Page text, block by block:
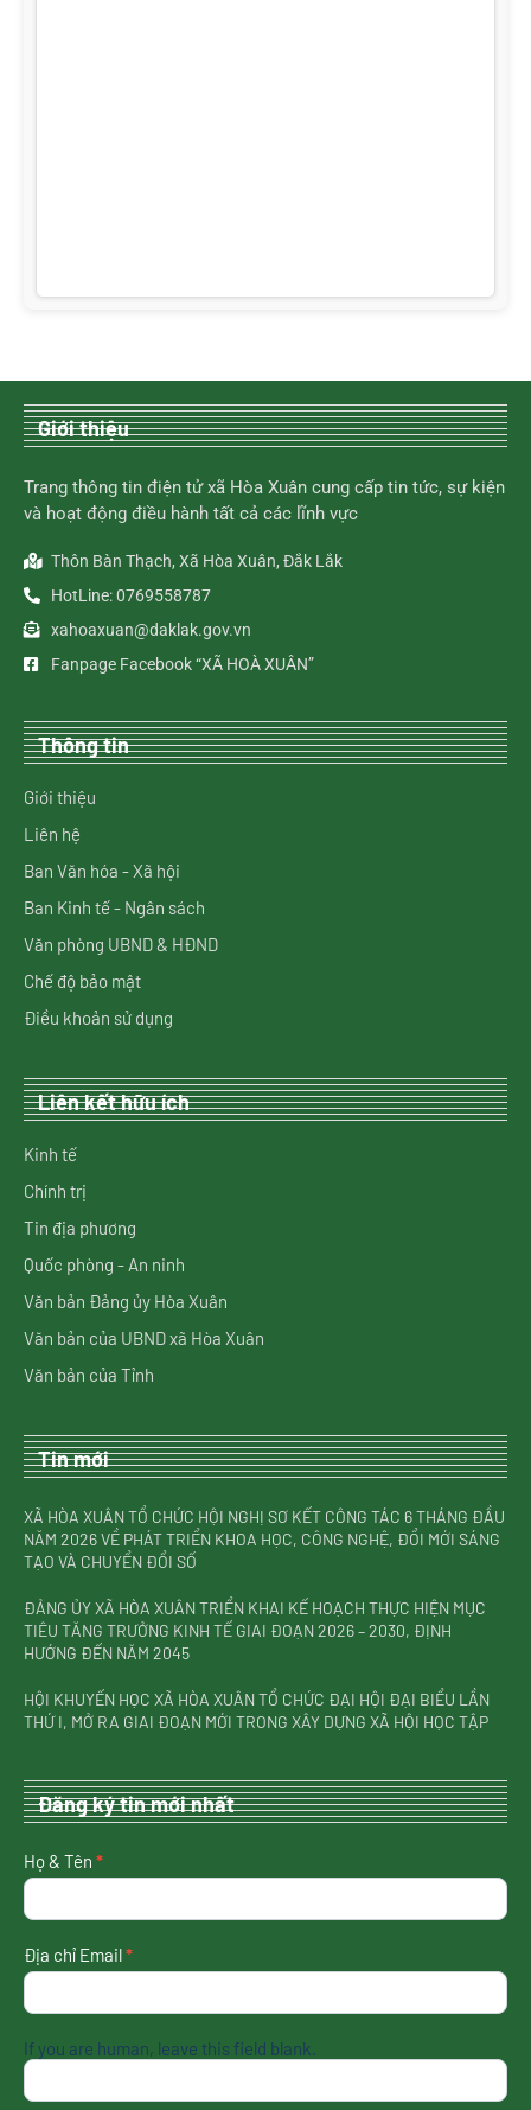
Giới thiệu
Trang thông tin điện tử xã Hòa Xuân cung cấp tin tức, sự kiện
và hoạt động điều hành tất cả các lĩnh vực
Thôn Bàn Thạch, Xã Hòa Xuân, Đắk Lắk
HotLine: 0769558787
xahoaxuan@daklak.gov.vn
Fanpage Facebook “XÃ HOÀ XUÂN”
Thông tin
Giới thiệu
Liên hệ
Ban Văn hóa - Xã hội
Ban Kinh tế - Ngân sách
Văn phòng UBND & HĐND
Chế độ bảo mật
Điều khoản sử dụng
Liên kết hữu ích
Kinh tế
Chính trị
Tin địa phương
Quốc phòng - An ninh
Văn bản Đảng ủy Hòa Xuân
Văn bản của UBND xã Hòa Xuân
Văn bản của Tỉnh
Tin mới
XÃ HÒA XUÂN TỔ CHỨC HỘI NGHỊ SƠ KẾT CÔNG TÁC 6 THÁNG ĐẦU
NĂM 2026 VỀ PHÁT TRIỂN KHOA HỌC, CÔNG NGHỆ, ĐỔI MỚI SÁNG
TẠO VÀ CHUYỂN ĐỔI SỐ
ĐẢNG ỦY XÃ HÒA XUÂN TRIỂN KHAI KẾ HOẠCH THỰC HIỆN MỤC
TIÊU TĂNG TRƯỞNG KINH TẾ GIAI ĐOẠN 2026 – 2030, ĐỊNH
HƯỚNG ĐẾN NĂM 2045
HỘI KHUYẾN HỌC XÃ HÒA XUÂN TỔ CHỨC ĐẠI HỘI ĐẠI BIỂU LẦN
THỨ I, MỞ RA GIAI ĐOẠN MỚI TRONG XÂY DỰNG XÃ HỘI HỌC TẬP
Đăng ký tin mới nhất
nhận
tin
nhất
Họ & Tên *
Địa chỉ Email*
If you are human, leave this field blank.